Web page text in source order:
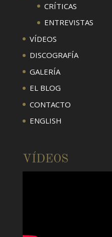
CRÍTICAS
ENTREVISTAS
VÍDEOS
DISCOGRAFÍA
GALERÍA
EL BLOG
CONTACTO
ENGLISH
VÍDEOS